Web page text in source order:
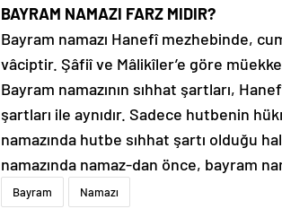
BAYRAM NAMAZI FARZ MIDIR?
Bayram namazı Hanefî mezhebinde,
vâciptir. Şâfiî ve Mâlikîler’e göre
Bayram namazının sıhhat şartları,
şartları ile aynıdır. Sadece hutbenin
namazında hutbe sıhhat şartı olduğu
namazında namaz-dan önce, bayram
Bayram Namazı